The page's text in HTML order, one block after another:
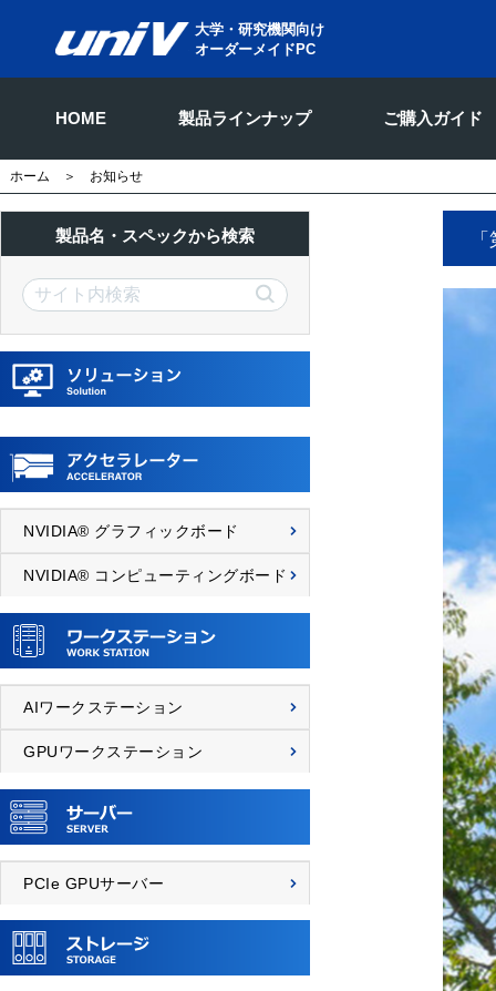
大学・研究機関向け
オーダーメイドPC
HOME 製品ラインナップ ご購入ガイド
ホーム ＞ お知らせ
製品名・スペックから検索
NVIDIA® グラフィックボード
NVIDIA® コンピューティングボード
AIワークステーション
GPUワークステーション
PCIe GPUサーバー